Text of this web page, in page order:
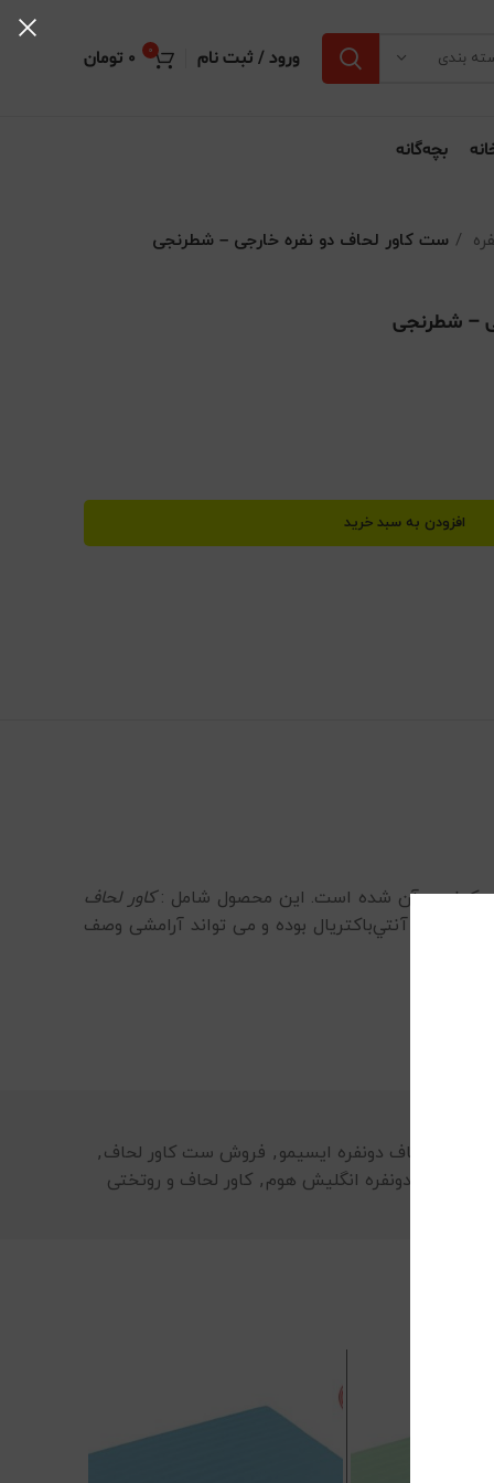
بندی ورود / ثبت نام 0
0 تومان
بچه‌گانه
ست کاور لحاف دو نفره خارجی – شطرنجی
– شطرنجی
افزودن به سبد خرید
کاور لحاف
و آنتي‌باكتريال بوده و می تواند آرامشی وصف
کاور لحاف دونفره ایسیمو, فروش ست کاور لحاف,
کاور لحاف دونفره انگلیش هوم, کاور لحاف و روتختی